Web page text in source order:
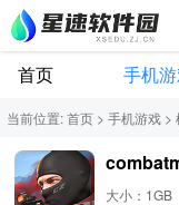
首页 手机
当前位置:首页 > 手机游戏 >
大小：1GB